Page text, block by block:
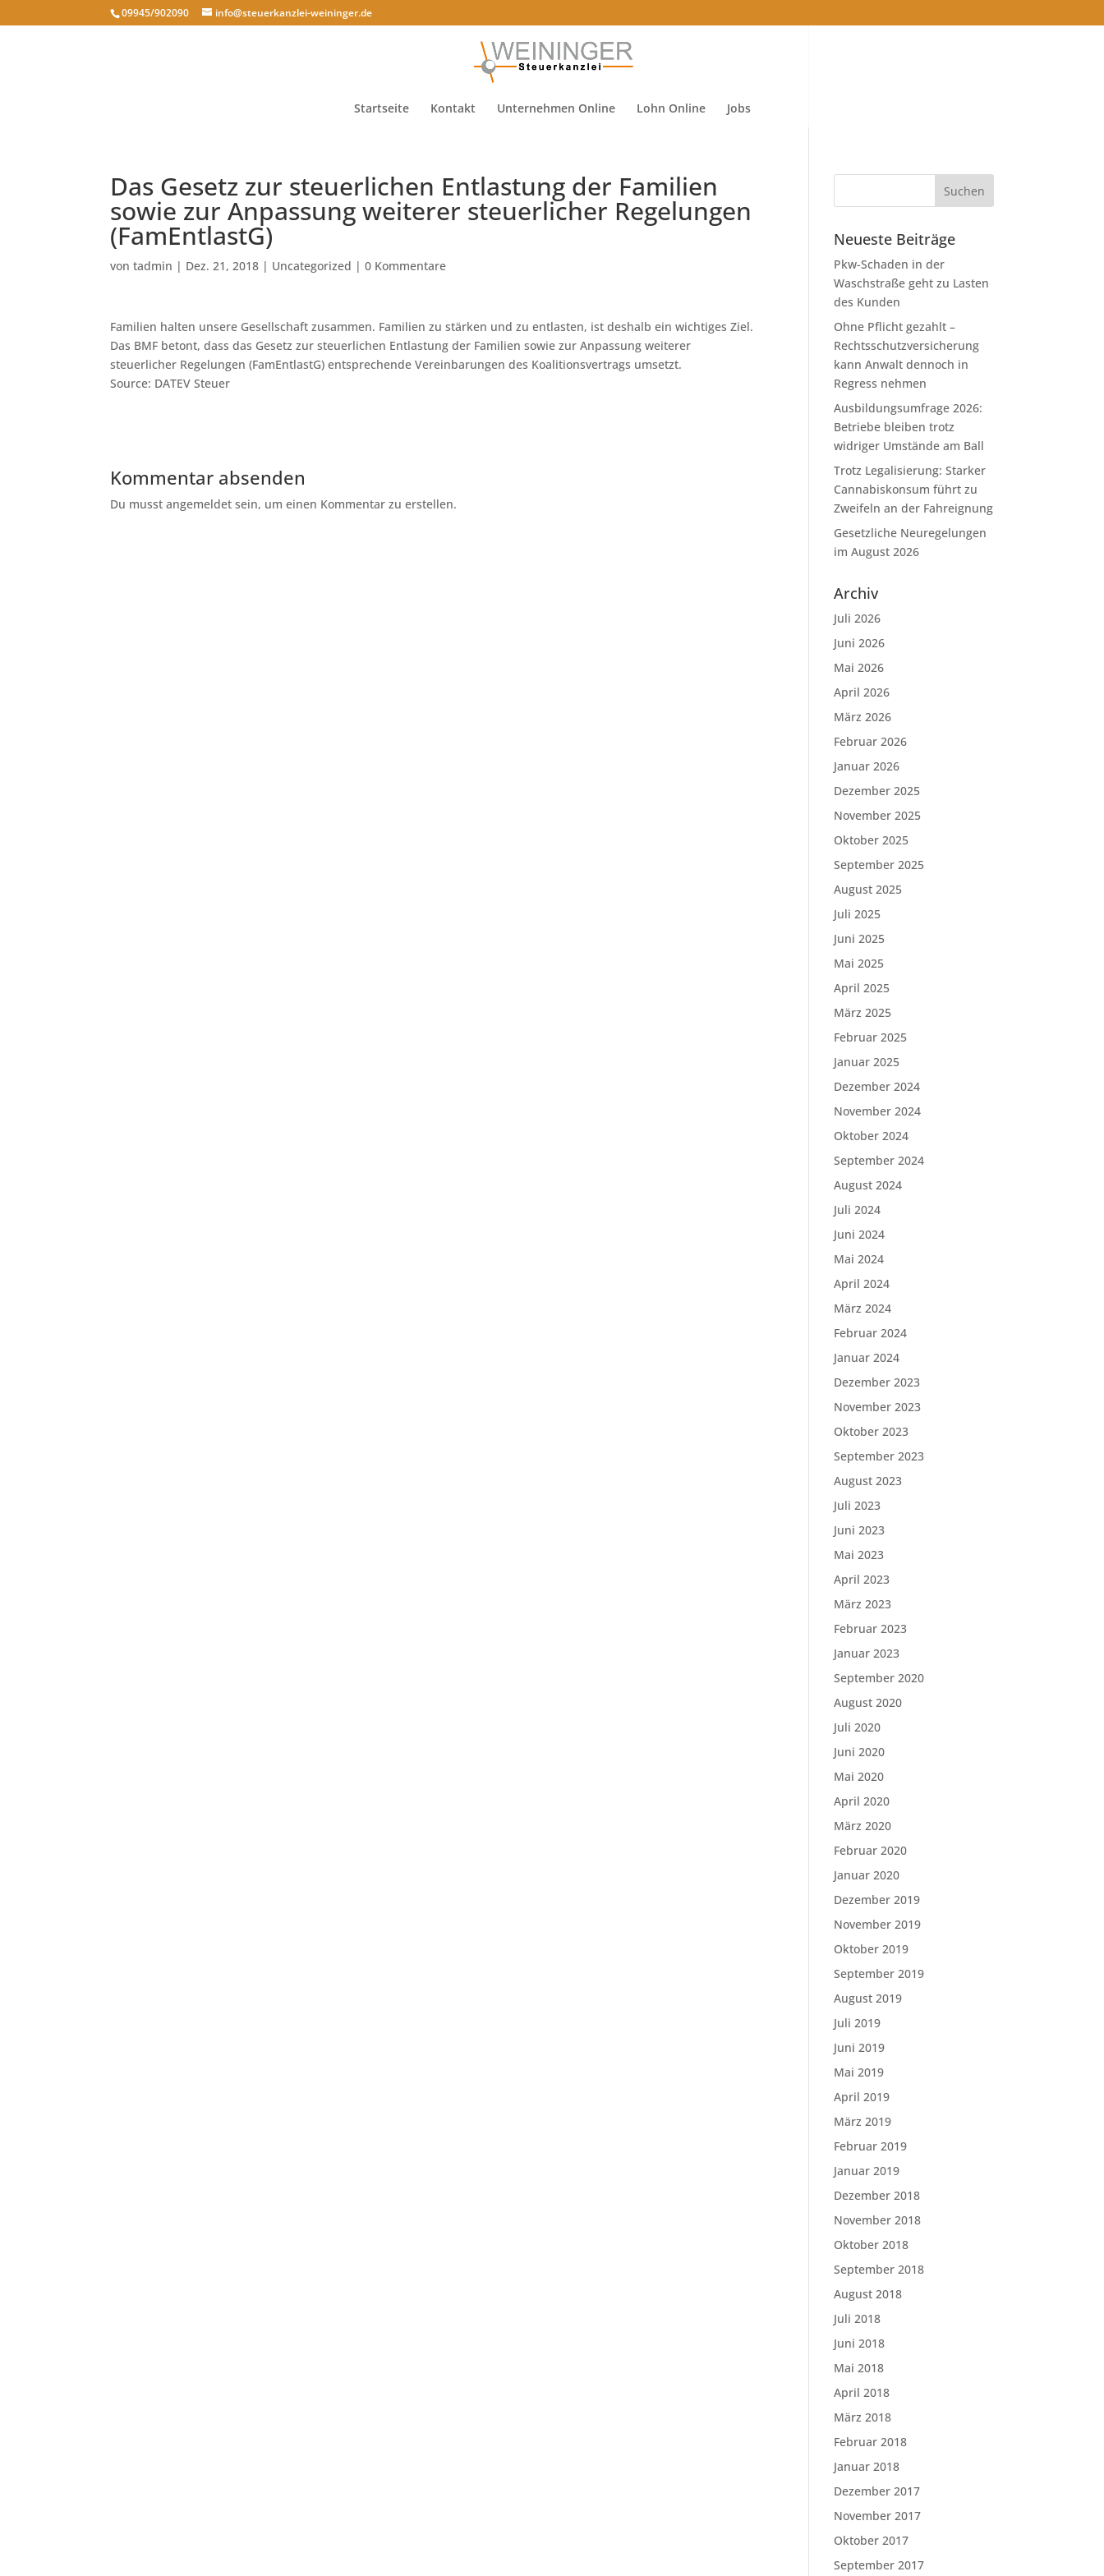
09945/902090 info@steuerkanzlei-weininger.de
Startseite Kontakt Unternehmen Online Lohn Online Jobs
Das Gesetz zur steuerlichen Entlastung der Familien
sowie zur Anpassung weiterer steuerlicher Regelungen
(FamEntlastG)
vontadmin | Dez. 21, 2018 | Uncategorized |0 Kommentare
Familien halten unsere Gesellschaft zusammen. Familien zu stärken und zu entlasten, ist deshalb ein wichtiges Ziel.
Das BMF betont, dass das Gesetz zur steuerlichen Entlastung der Familien sowie zur Anpassung weiterer
steuerlicher Regelungen (FamEntlastG) entsprechende Vereinbarungen des Koalitionsvertrags umsetzt.
Source: DATEV Steuer
Kommentar absenden
Du musst angemeldet sein, um einen Kommentar zu erstellen.
Neueste Beiträge
Pkw-Schaden in der
Waschstraße geht zu Lasten
des Kunden
Ohne Pflicht gezahlt –
Rechtsschutzversicherung
kann Anwalt dennoch in
Regress nehmen
Ausbildungsumfrage 2026:
Betriebe bleiben trotz
widriger Umstände am Ball
Trotz Legalisierung: Starker
Cannabiskonsum führt zu
Zweifeln an der Fahreignung
Gesetzliche Neuregelungen
im August 2026
Archiv
Juli 2026
Juni 2026
Mai 2026
April 2026
März 2026
Februar 2026
Januar 2026
Dezember 2025
November 2025
Oktober 2025
September 2025
August 2025
Juli 2025
Juni 2025
Mai 2025
April 2025
März 2025
Februar 2025
Januar 2025
Dezember 2024
November 2024
Oktober 2024
September 2024
August 2024
Juli 2024
Juni 2024
Mai 2024
April 2024
März 2024
Februar 2024
Januar 2024
Dezember 2023
November 2023
Oktober 2023
September 2023
August 2023
Juli 2023
Juni 2023
Mai 2023
April 2023
März 2023
Februar 2023
Januar 2023
September 2020
August 2020
Juli 2020
Juni 2020
Mai 2020
April 2020
März 2020
Februar 2020
Januar 2020
Dezember 2019
November 2019
Oktober 2019
September 2019
August 2019
Juli 2019
Juni 2019
Mai 2019
April 2019
März 2019
Februar 2019
Januar 2019
Dezember 2018
November 2018
Oktober 2018
September 2018
August 2018
Juli 2018
Juni 2018
Mai 2018
April 2018
März 2018
Februar 2018
Januar 2018
Dezember 2017
November 2017
Oktober 2017
September 2017